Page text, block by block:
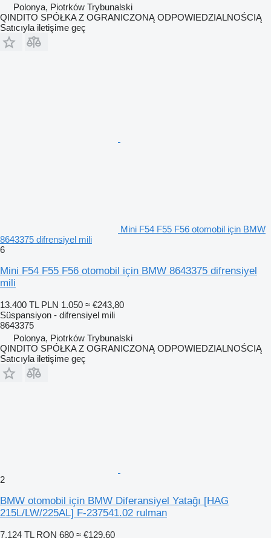
Polonya, Piotrków Trybunalski
QINDITO SPÓŁKA Z OGRANICZONĄ ODPOWIEDZIALNOŚCIĄ
Satıcıyla iletişime geç
Mini F54 F55 F56 otomobil için BMW
8643375 difrensiyel mili
6
Mini F54 F55 F56 otomobil için BMW 8643375 difrensiyel
mili
13.400 TL PLN 1.050 ≈ €243,80
Süspansiyon - difrensiyel mili
8643375
Polonya, Piotrków Trybunalski
QINDITO SPÓŁKA Z OGRANICZONĄ ODPOWIEDZIALNOŚCIĄ
Satıcıyla iletişime geç
2
BMW otomobil için BMW Diferansiyel Yatağı [HAG
215L/LW/225AL] F-237541.02 rulman
7.124 TL RON 680 ≈ €129,60